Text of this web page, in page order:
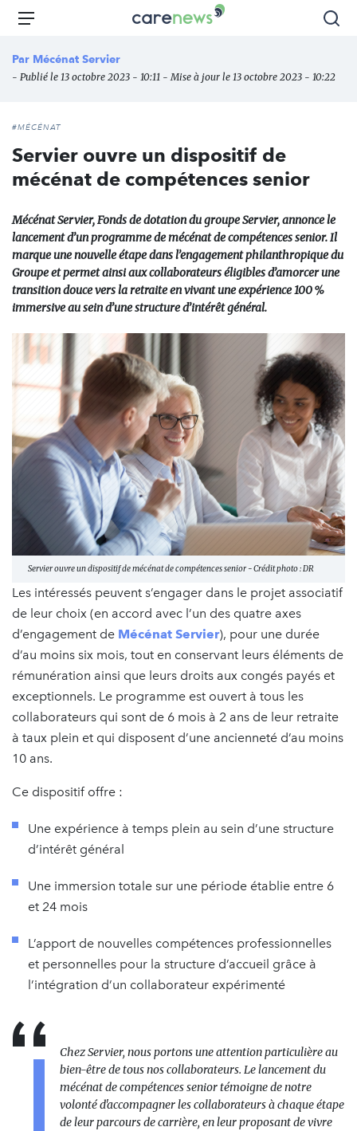
Aller
principal
Carenews,
des
Menu
Par Mécénat Servier
- Publié le 13 octobre 2023 - 10:11 - Mise à jour le 13 octobre 2023 - 10:22
#MÉCÉNAT
Servier ouvre un dispositif de
mécénat de compétences senior
Mécénat Servier, Fonds de dotation du groupe Servier, annonce le
lancement d’un programme de mécénat de compétences senior. Il
marque une nouvelle étape dans l’engagement philanthropique du
Groupe et permet ainsi aux collaborateurs éligibles d’amorcer une
transition douce vers la retraite en vivant une expérience 100 %
immersive au sein d’une structure d’intérêt général.
Servier ouvre un dispositif de mécénat de compétences senior - Crédit photo : DR
Les intéressés peuvent s’engager dans le projet associatif
de leur choix (en accord avec l’un des quatre axes
d’engagement de Mécénat Servier), pour une durée
d’au moins six mois, tout en conservant leurs éléments de
rémunération ainsi que leurs droits aux congés payés et
exceptionnels. Le programme est ouvert à tous les
collaborateurs qui sont de 6 mois à 2 ans de leur retraite
à taux plein et qui disposent d’une ancienneté d’au moins
10 ans.
Ce dispositif offre :
Une expérience à temps plein au sein d’une structure
d’intérêt général
Une immersion totale sur une période établie entre 6
et 24 mois
L’apport de nouvelles compétences professionnelles
et personnelles pour la structure d’accueil grâce à
l’intégration d’un collaborateur expérimenté
Chez Servier, nous portons une attention particulière au
bien-être de tous nos collaborateurs. Le lancement du
mécénat de compétences senior témoigne de notre
volonté d'accompagner les collaborateurs à chaque étape
de leur parcours de carrière, en leur proposant de vivre